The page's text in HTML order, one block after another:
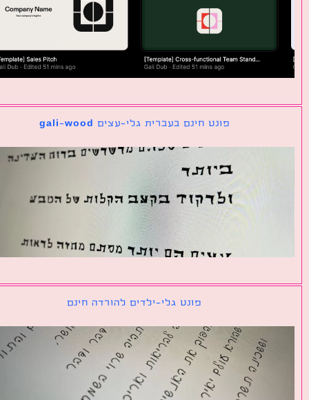
פונט חינם בעברית גלי-עצים gali-wood
פונט גלי-ילדים להורדה חינם